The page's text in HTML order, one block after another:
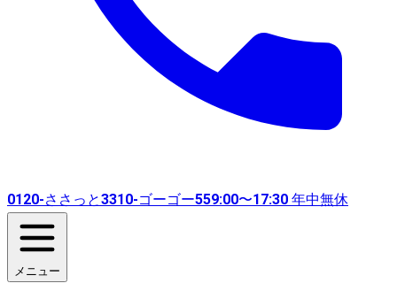
0120-ささっと3310-ゴーゴー559:00〜17:30 年中無休
メニュー